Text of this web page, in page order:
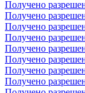
Получено
Получено
Получено
Получено
Получено
Получено
Получено
Получено